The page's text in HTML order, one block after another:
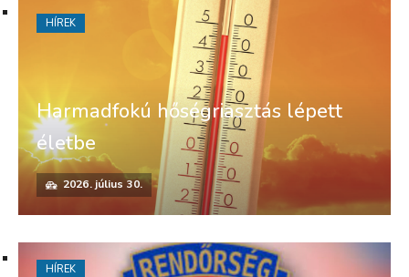
Harmadfokú hőségriasztás lépett
életbe
2026. július 30.
HÍREK
HÍREK